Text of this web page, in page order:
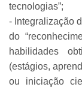
tecnologias”;
- Integralização
do
habilidades
(estágios,
ou iniciação